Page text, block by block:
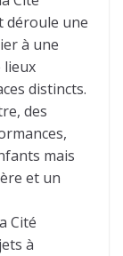
déroule une
à une
lieux
distincts.
des
mais
et un
Cité
à